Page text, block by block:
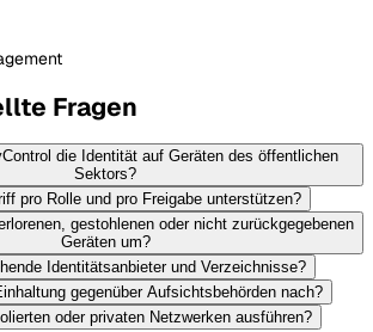
Fragen
die Identität auf Geräten des öffentlichen
Sektors?
pro Rolle und pro Freigabe unterstützen?
gestohlenen oder nicht zurückgegebenen
Geräten um?
Identitätsanbieter und Verzeichnisse?
gegenüber Aufsichtsbehörden nach?
oder privaten Netzwerken ausführen?